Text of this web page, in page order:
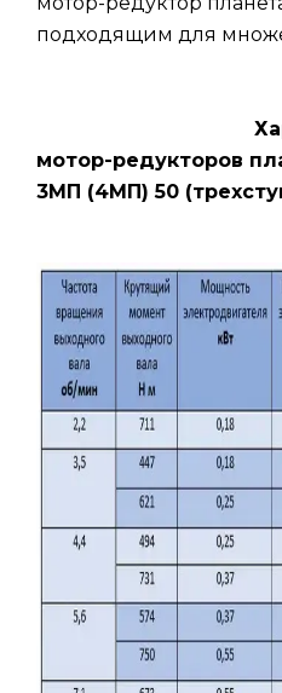
подходящим для
мотор-редукторов
3МП (4МП) 50